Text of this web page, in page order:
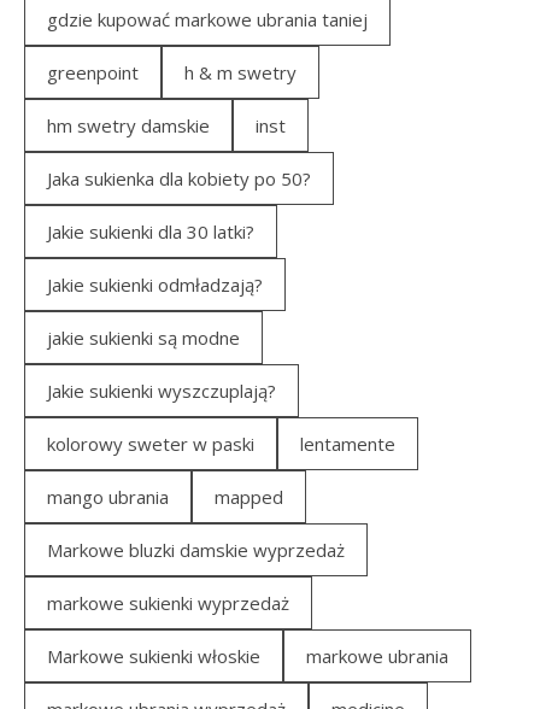
gdzie kupować markowe ubrania taniej
greenpoint h & m swetry
hm swetry damskie inst
Jaka sukienka dla kobiety po 50?
Jakie sukienki dla 30 latki?
Jakie sukienki odmładzają?
jakie sukienki są modne
Jakie sukienki wyszczuplają?
kolorowy sweter w paski lentamente
mango ubrania mapped
Markowe bluzki damskie wyprzedaż
markowe sukienki wyprzedaż
Markowe sukienki włoskie markowe ubrania